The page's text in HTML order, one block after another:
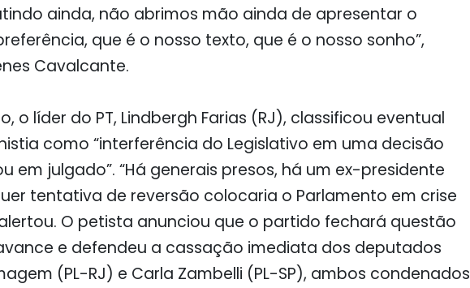
ainda, não abrimos mão ainda de apresentar o
que é o nosso texto, que é o nosso sonho”,
Cavalcante.
o líder do PT, Lindbergh Farias (RJ), classificou eventual
como “interferência do Legislativo em uma decisão
em julgado”. “Há generais presos, há um ex-presidente
tentativa de reversão colocaria o Parlamento em crise
O petista anunciou que o partido fechará questão
e defendeu a cassação imediata dos deputados
(PL-RJ) e Carla Zambelli (PL-SP), ambos condenados